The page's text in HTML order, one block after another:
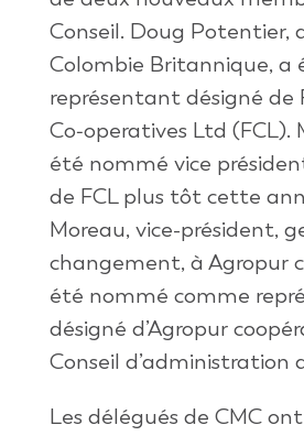
Conseil. Doug Potentier,
Colombie Britannique, a
représentant désigné de
Co‑operatives Ltd (FCL).
été nommé vice
de FCL plus tôt cette
Moreau, vice-président,
changement, à Agropur
été nommé comme
désigné d’Agropur
Conseil d’administration
Les délégués de CMC